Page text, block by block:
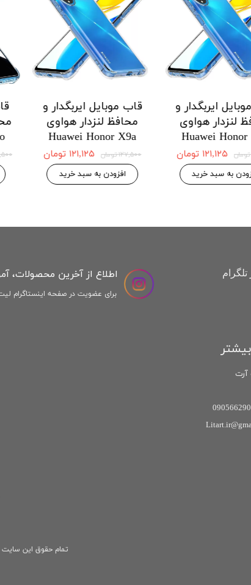
قاب موبایل ایربگدار و
محافظ لنزدار هواوی
Huawei Honor X9a
۱۲۷,۵۰۰ تومان ۱۲۱,۱۲۵ تومان
افزودن به سبد خرید
قاب موبایل ایربگدار و
محافظ لنزدار هواوی
Huawei Honor X8a
۱۲۷,۵۰۰ تومان ۱۲۱,۱۲۵ تومان
افزودن به سبد خرید
آرت
تمام حقوق این سایت
اطلاع از آخرین محصولات،
برای عضویت در صفحه اینستاگرام